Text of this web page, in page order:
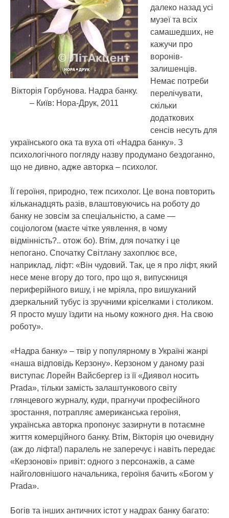
Вікторія Горбунова. Надра банку.
– Київ: Нора-Друк, 2011
далеко назад усі
музеї та всіх
самашедших, не
кажучи про
воронів-
залишенців.
Немає потреби
перелічувати,
скільки
додаткових
сенсів несуть для
українського ока та вуха оті «Надра банку». З
психологічного погляду назву продумано бездоганно,
що не дивно, адже авторка – психолог.
Її героїня, природно, теж психолог. Це вона повторить
кільканадцять разів, влаштовуючись на роботу до
банку не зовсім за спеціальністю, а саме —
соціологом (маєте чітке уявлення, в чому
відмінність?.. отож бо). Втім, для початку і це
непогано. Спочатку Світлану захоплює все,
наприклад, ліфт: «Він чудовий. Так, це я про ліфт, який
несе мене вгору до того, про що я, випускниця
периферійного вишу, і не мріяла, про вишуканий
дзеркальний тубус із зручними кріселками і столиком.
Я просто мушу їздити на ньому кожного дня. На свою
роботу».
«Надра банку» – твір у популярному в Україні жанрі
«наша відповідь Керзону». Керзоном у даному разі
виступає Лорейн Вайсбергер із її «Диявол носить
Prada», тільки замість залаштункового світу
глянцевого журналу, куди, прагнучи професійного
зростання, потрапляє американська героїня,
українська авторка пропонує зазирнути в потаємне
життя комерційного банку. Втім, Вікторія цю очевидну
(аж до ліфта!) паралель не заперечує і навіть передає
«Керзонові» привіт: одного з персонажів, а саме
найголовнішого начальника, героїня бачить «Богом у
Prada».
Богів та інших античних істот у надрах банку багато: